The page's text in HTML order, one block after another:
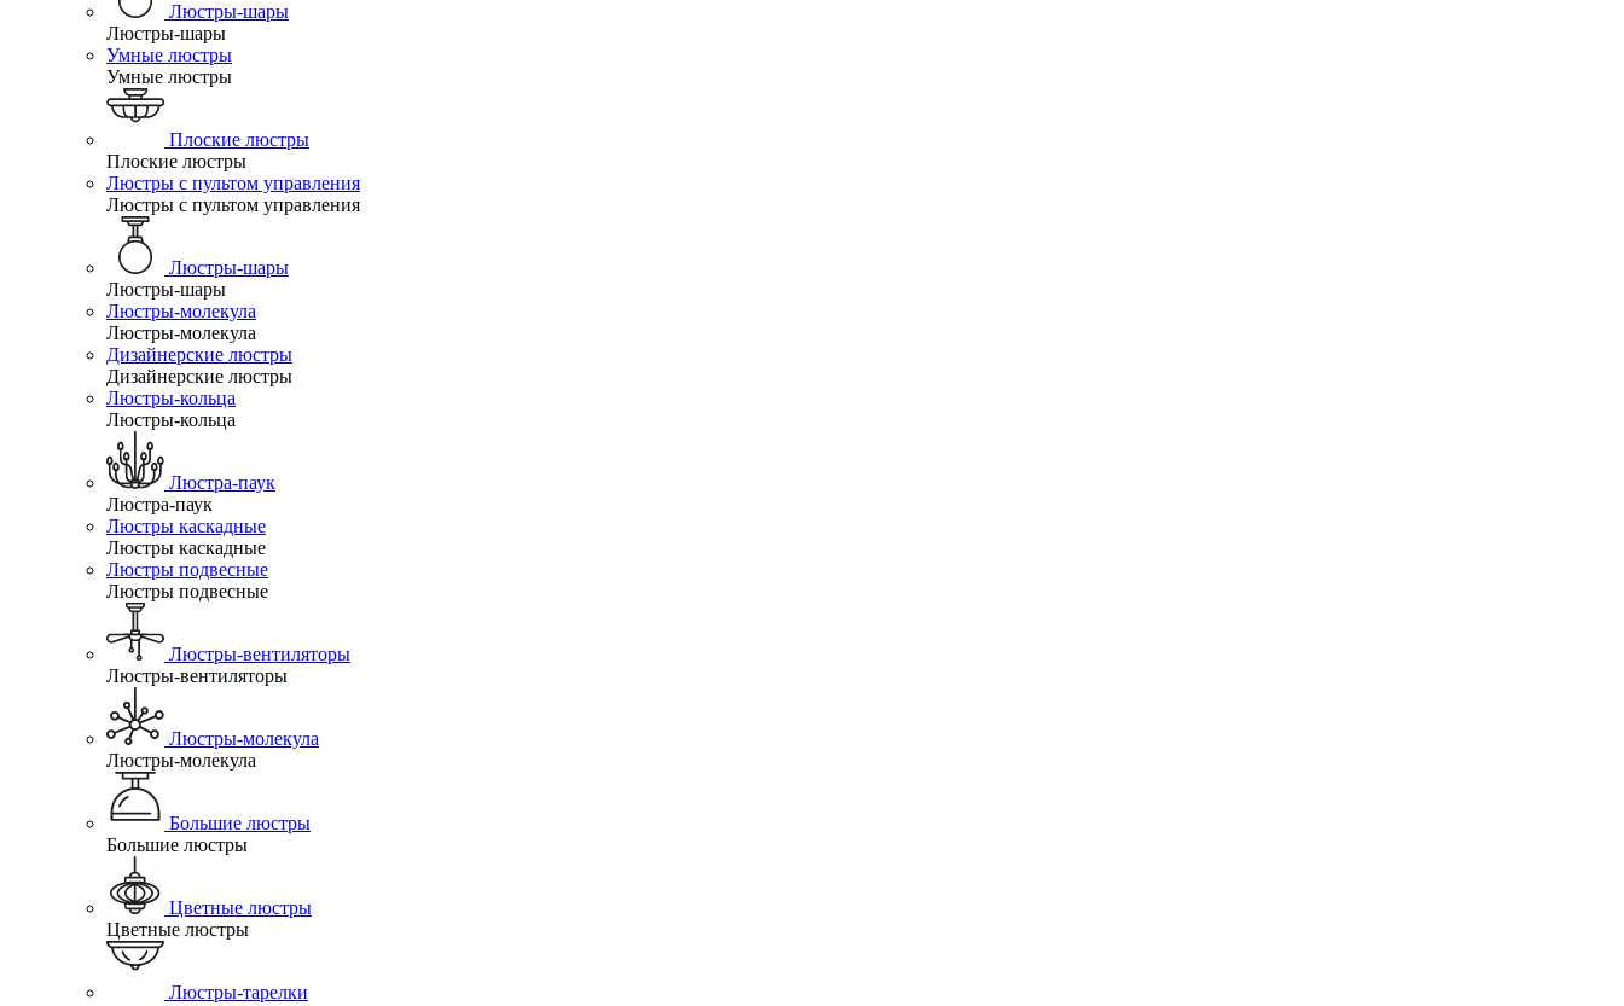
Люстры-шары
Люстры-шары
Умные люстры
Умные люстры
Плоские люстры
Плоские люстры
Люстры с пультом управления
Люстры с пультом управления
Люстры-шары
Люстры-шары
Люстры-молекула
Люстры-молекула
Дизайнерские люстры
Дизайнерские люстры
Люстры-кольца
Люстры-кольца
Люстра-паук
Люстра-паук
Люстры каскадные
Люстры каскадные
Люстры подвесные
Люстры подвесные
Люстры-вентиляторы
Люстры-вентиляторы
Люстры-молекула
Люстры-молекула
Большие люстры
Большие люстры
Цветные люстры
Цветные люстры
Люстры-тарелки